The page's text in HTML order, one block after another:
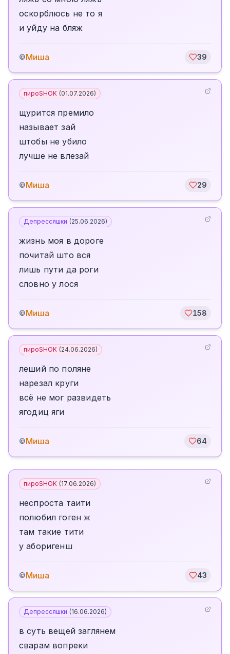
оскорблюсь не то я
и уйду на бляж
©Миша 39
пироSHOK (01.07.2026)
щурится премило
называет зай
штобы не убило
лучше не влезай
©Миша 29
Депрессяшки (25.06.2026)
жизнь моя в дороге
почитай што вся
лишь пути да роги
словно у лося
©Миша 158
пироSHOK (24.06.2026)
леший по поляне
нарезал круги
всё не мог развидеть
ягодиц яги
©Миша 64
пироSHOK (17.06.2026)
неспроста таити
полюбил гоген ж
там такие тити
у аборигенш
©Миша 43
Депрессяшки (16.06.2026)
в суть вещей заглянем
сварам вопреки